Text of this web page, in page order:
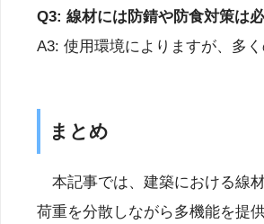
Q3: 線材には防錆や防食対策は
A3: 使用環境によりますが、多
まとめ
本記事では、建築における線
荷重を分散しながら多機能を提供